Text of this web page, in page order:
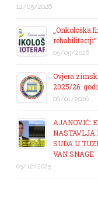
12/05/2026
„Onkološka
05/05/2026
Ovjera
2025/26.
06/01/2026
AJANOVIĆ:
NASTAVLJA
SUDA U
VAN SNAGE
03/12/2025